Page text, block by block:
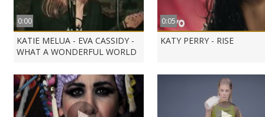
0:00
KATIE MELUA - EVA CASSIDY -
WHAT A WONDERFUL WORLD
0:05
KATY PERRY - RISE